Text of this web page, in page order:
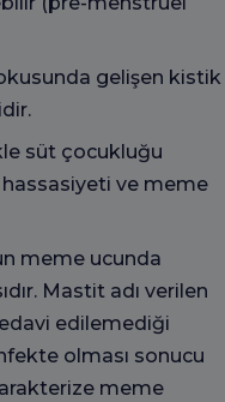
gelişen kistik
süt çocukluğu
ve meme
meme ucunda
Mastit adı verilen
edilemediği
olması sonucu
meme